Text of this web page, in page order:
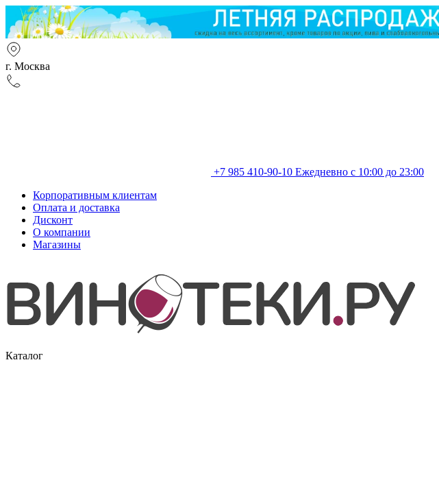
г. Москва
+7 985 410-90-10 Ежедневно с 10:00 до 23:00
Корпоративным клиентам
Оплата и доставка
Дисконт
О компании
Магазины
Каталог